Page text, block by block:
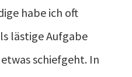
habe ich oft
lästige Aufgabe
schiefgeht. In